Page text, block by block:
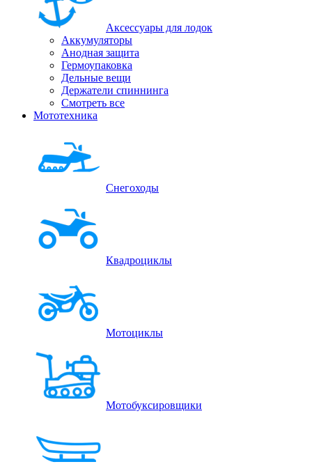
Аксессуары для лодок
Аккумуляторы
Анодная защита
Гермоупаковка
Дельные вещи
Держатели спиннинга
Смотреть все
Мототехника
Снегоходы
Квадроциклы
Мотоциклы
Мотобуксировщики